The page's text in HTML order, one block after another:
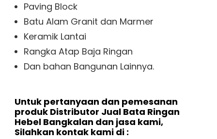
Paving Block
Batu Alam Granit dan Marmer
Keramik Lantai
Rangka Atap Baja Ringan
Dan bahan Bangunan Lainnya.
Untuk pertanyaan dan pemesanan
produk Distributor Jual Bata Ringan
Hebel Bangkalan dan jasa kami,
Silahkan kontak kami di :